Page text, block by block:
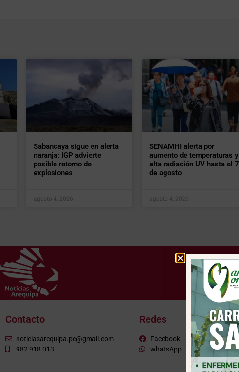
Sabancaya sigue en alerta
naranja: IGP advierte
posible retorno de
explosiones
agosto 4, 2026
SENAMHI alerta por
aumento de temperaturas y
alta radiación UV hasta el 7
de agosto
agosto 4, 2026
Contacto
noticiasarequipa.pe@gmail.com
982 918 013
Redes
Facebook
whatsApp